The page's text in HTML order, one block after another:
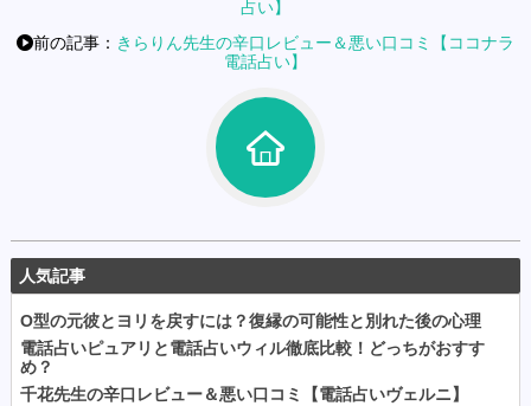
占い】
前の記事： きらりん先生の辛口レビュー＆悪い口コミ【ココナラ
電話占い】
人気記事
O型の元彼とヨリを戻すには？復縁の可能性と別れた後の心理
電話占いピュアリと電話占いウィル徹底比較！どっちがおすす
め？
千花先生の辛口レビュー＆悪い口コミ【電話占いヴェルニ】